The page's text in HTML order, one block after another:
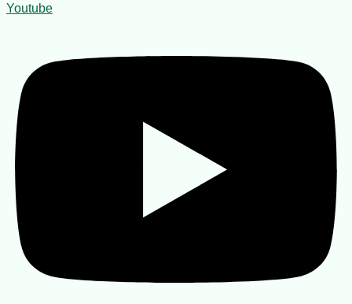
Youtube